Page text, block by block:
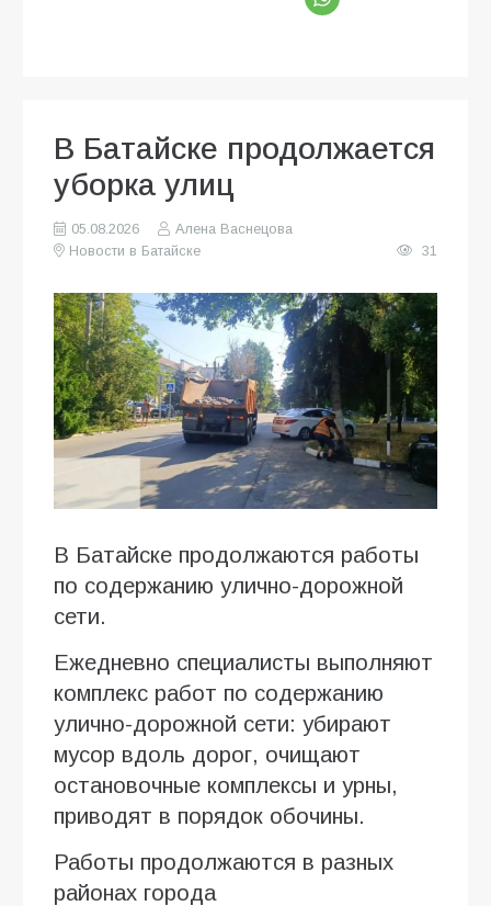
В Батайске продолжается
уборка улиц
05.08.2026
Алена Васнецова
Новости в Батайске
31
В Батайске продолжаются работы
по содержанию улично-дорожной
сети.
Ежедневно специалисты выполняют
комплекс работ по содержанию
улично-дорожной сети: убирают
мусор вдоль дорог, очищают
остановочные комплексы и урны,
приводят в порядок обочины.
Работы продолжаются в разных
районах города